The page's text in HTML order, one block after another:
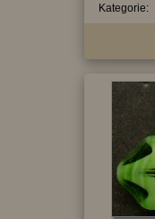
Kategorie: